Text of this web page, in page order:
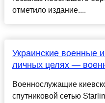
отметило издание....
Украинские военные
личных целях —
Военнослужащие
спутниковой сетью